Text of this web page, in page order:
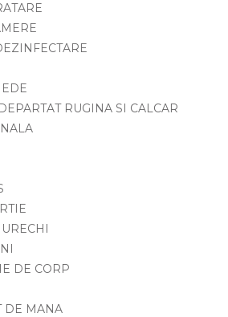
RUGINA SI CALCAR
DE CORP
DE MANA